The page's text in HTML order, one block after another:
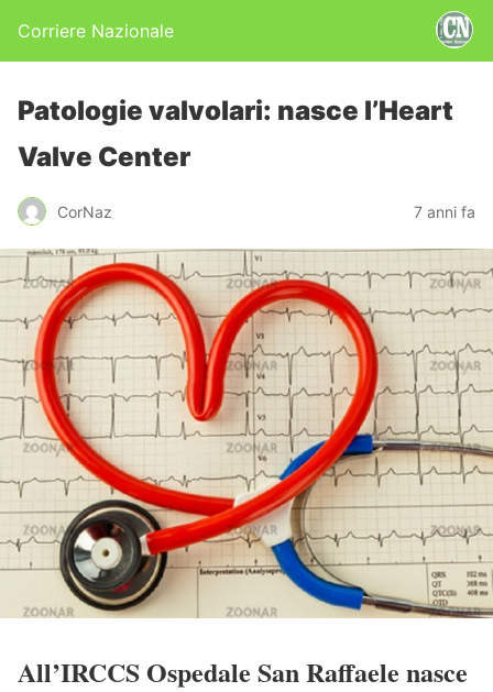
Corriere Nazionale
Patologie valvolari: nasce l’Heart
Valve Center
CorNaz 7 anni fa
All’IRCCS Ospedale San Raffaele nasce